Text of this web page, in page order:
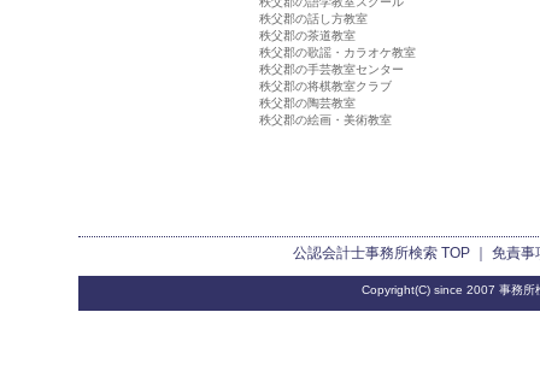
秩父郡の話し方教室
秩父郡の茶道教室
秩父郡の歌謡・カラオケ教室
秩父郡の手芸教室センター
秩父郡の将棋教室クラブ
秩父郡の陶芸教室
秩父郡の絵画・美術教室
公認会計士事務所検索TOP ｜ 免責事
Copyright(C) since 2007 事務所